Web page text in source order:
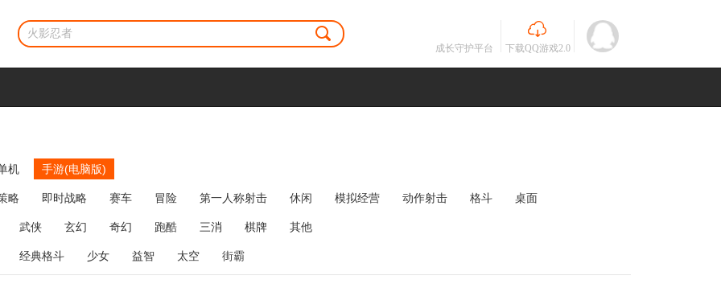
成长守护平台 下载QQ游戏2.0
机 手游(电脑版)
略 即时战略 赛车 冒险 第一人称射击 休闲 模拟经营 动作射击 格斗
桌面
牌类
麻将 网络游戏 弹幕射击 策略塔防
武侠 玄幻 奇幻 跑酷 三消 棋牌 其他
经典格斗 少女 益智 太空 街霸